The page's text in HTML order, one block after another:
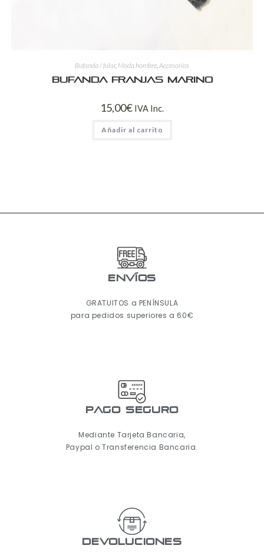
Bufanda / fular, Moda hombre,Accesorios
Bufanda franjas marino
15,00€ IVA Inc.
Añadir al carrito
ENVÍOS
GRATUITOS a PENÍNSULA
para pedidos superiores a 60€
pago seguro
Mediante Tarjeta Bancaria,
Paypal o Transferencia Bancaria.
Devoluciones